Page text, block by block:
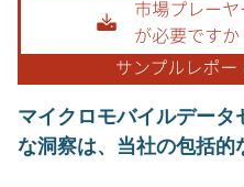
マイクロモバイルデー
な洞察は、当社の包括